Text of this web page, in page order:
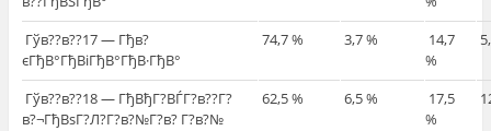
Гўв??в??17 — Гђв?
єГђВ°ГђВіГђВ°ГђВ·ГђВ°
74,7 % 3,7 %
14,7
%
Гўв??в??18 — ГђВђГ?ВЃГ?в??Г?
в?¬ГђВѕГ?Л?Г?в?№Г?в? Г?в?№
62,5 % 6,5 %
17,5
%